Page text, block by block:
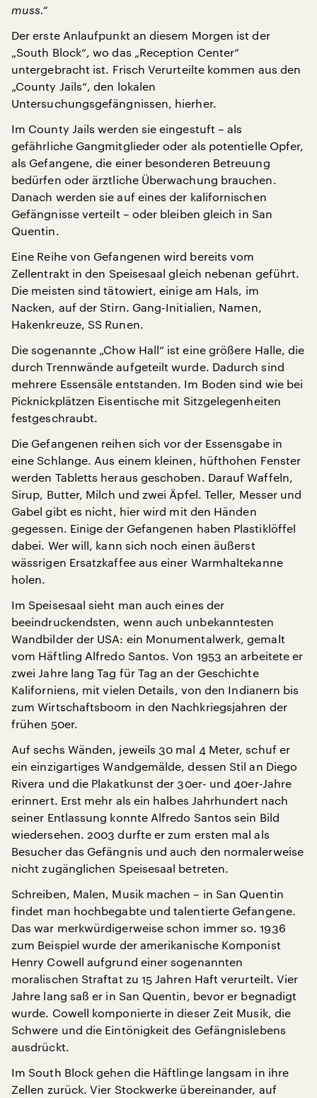
muss.“
Der erste Anlaufpunkt an diesem Morgen ist der
„South Block“, wo das „Reception Center“
untergebracht ist. Frisch Verurteilte kommen aus den
„County Jails“, den lokalen
Untersuchungsgefängnissen, hierher.
Im County Jails werden sie eingestuft – als
gefährliche Gangmitglieder oder als potentielle Opfer,
als Gefangene, die einer besonderen Betreuung
bedürfen oder ärztliche Überwachung brauchen.
Danach werden sie auf eines der kalifornischen
Gefängnisse verteilt – oder bleiben gleich in San
Quentin.
Eine Reihe von Gefangenen wird bereits vom
Zellentrakt in den Speisesaal gleich nebenan geführt.
Die meisten sind tätowiert, einige am Hals, im
Nacken, auf der Stirn. Gang-Initialien, Namen,
Hakenkreuze, SS Runen.
Die sogenannte „Chow Hall“ ist eine größere Halle, die
durch Trennwände aufgeteilt wurde. Dadurch sind
mehrere Essensäle entstanden. Im Boden sind wie bei
Picknickplätzen Eisentische mit Sitzgelegenheiten
festgeschraubt.
Die Gefangenen reihen sich vor der Essensgabe in
eine Schlange. Aus einem kleinen, hüfthohen Fenster
werden Tabletts heraus geschoben. Darauf Waffeln,
Sirup, Butter, Milch und zwei Äpfel. Teller, Messer und
Gabel gibt es nicht, hier wird mit den Händen
gegessen. Einige der Gefangenen haben Plastiklöffel
dabei. Wer will, kann sich noch einen äußerst
wässrigen Ersatzkaffee aus einer Warmhaltekanne
holen.
Im Speisesaal sieht man auch eines der
beeindruckendsten, wenn auch unbekanntesten
Wandbilder der USA: ein Monumentalwerk, gemalt
vom Häftling Alfredo Santos. Von 1953 an arbeitete er
zwei Jahre lang Tag für Tag an der Geschichte
Kaliforniens, mit vielen Details, von den Indianern bis
zum Wirtschaftsboom in den Nachkriegsjahren der
frühen 50er.
Auf sechs Wänden, jeweils 30 mal 4 Meter, schuf er
ein einzigartiges Wandgemälde, dessen Stil an Diego
Rivera und die Plakatkunst der 30er- und 40er-Jahre
erinnert. Erst mehr als ein halbes Jahrhundert nach
seiner Entlassung konnte Alfredo Santos sein Bild
wiedersehen. 2003 durfte er zum ersten mal als
Besucher das Gefängnis und auch den normalerweise
nicht zugänglichen Speisesaal betreten.
Schreiben, Malen, Musik machen – in San Quentin
findet man hochbegabte und talentierte Gefangene.
Das war merkwürdigerweise schon immer so. 1936
zum Beispiel wurde der amerikanische Komponist
Henry Cowell aufgrund einer sogenannten
moralischen Straftat zu 15 Jahren Haft verurteilt. Vier
Jahre lang saß er in San Quentin, bevor er begnadigt
wurde. Cowell komponierte in dieser Zeit Musik, die
Schwere und die Eintönigkeit des Gefängnislebens
ausdrückt.
Im South Block gehen die Häftlinge langsam in ihre
Zellen zurück. Vier Stockwerke übereinander, auf